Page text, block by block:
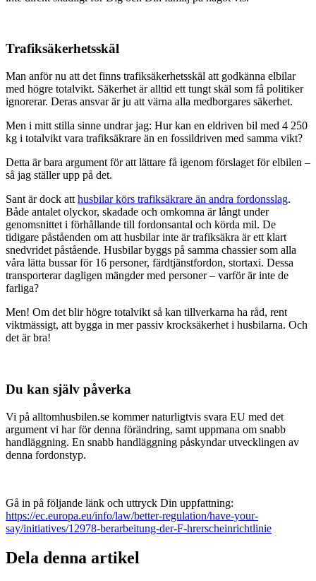
Trafiksäkerhetsskäl
Man anför nu att det finns trafiksäkerhetsskäl att godkänna elbilar
med högre totalvikt. Säkerhet är alltid ett tungt skäl som få politiker
ignorerar. Deras ansvar är ju att värna alla medborgares säkerhet.
Men i mitt stilla sinne undrar jag: Hur kan en eldriven bil med 4 250
kg i totalvikt vara trafiksäkrare än en fossildriven med samma vikt?
Detta är bara argument för att lättare få igenom förslaget för elbilen –
så jag ställer upp på det.
Sant är dock att husbilar körs trafiksäkrare än andra fordonsslag.
Både antalet olyckor, skadade och omkomna är långt under
genomsnittet i förhållande till fordonsantal och körda mil. De
tidigare påståenden om att husbilar inte är trafiksäkra är ett klart
snedvridet påstående. Husbilar byggs på samma chassier som alla
våra lätta bussar för 16 personer, färdtjänstfordon, stortaxi. Dessa
transporterar dagligen mängder med personer – varför är inte de
farliga?
Men! Om det blir högre totalvikt så kan tillverkarna ha råd, rent
viktmässigt, att bygga in mer passiv krocksäkerhet i husbilarna. Och
det är bra!
Du kan själv påverka
Vi på alltomhusbilen.se kommer naturligtvis svara EU med det
argument vi har för denna förändring, samt uppmana om snabb
handläggning. En snabb handläggning påskyndar utvecklingen av
denna fordonstyp.
Gå in på följande länk och uttryck Din uppfattning:
https://ec.europa.eu/info/law/better-regulation/have-your-
say/initiatives/12978-berarbeitung-der-F-hrerscheinrichtlinie
Dela denna artikel